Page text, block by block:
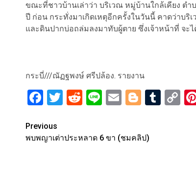
ขณะที่ชาวบ้านเล่าว่า บริเวณ หมู่บ้านใกล้เคียง ต
ปี ก่อน กระทั่งมาเกิดเหตุอีกครั้งในวันนี้ คาดว่าบ
และดินปากบ่อถล่มลงมาทับผู้ตาย ซึ่งเจ้าหน้าที่ จะ
กระบี่///ณัฏฐพงษ์ ศรีปล้อง. รายงาน
Facebook
Twitter
Reddit
LineEmailBlogger
Post
navigation
Previous
พบพญาเต่าประหลาด 6 ขา (ชมคลิป)